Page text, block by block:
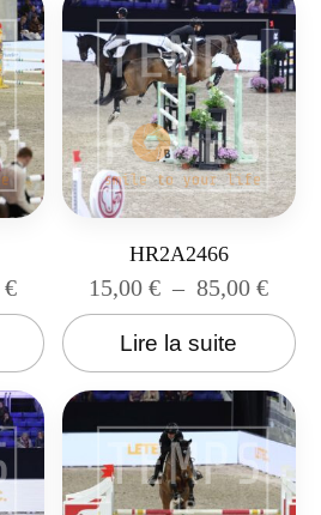
€
HR2A2466
15,00€ – 85,00€
Lire la suite